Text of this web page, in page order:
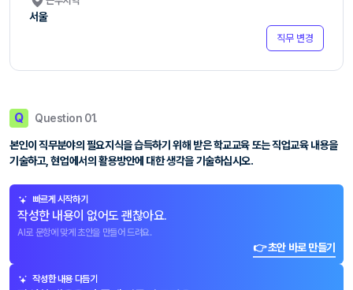
서울
직무 변경
Q Question 01.
본인이 직무분야의 필요지식을 습득하기 위해 받은 학교교육 또는 직업교육 내용을
기술하고, 현업에서의 활용방안에 대한 생각을 기술하십시오.
빠르게 시작하기
작성한 내용이 없어도 괜찮아요.
AI로 문항에 맞게 초안을 만들어 드려요.
👉 초안 바로 만들기
작성한 내용 다듬기